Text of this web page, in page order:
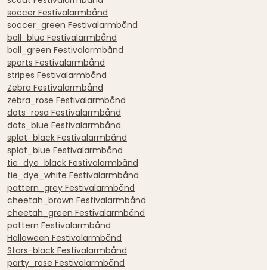
soccer Festivalarmbånd
soccer_green Festivalarmbånd
ball_blue Festivalarmbånd
ball_green Festivalarmbånd
sports Festivalarmbånd
stripes Festivalarmbånd
Zebra Festivalarmbånd
zebra_rose Festivalarmbånd
dots_rosa Festivalarmbånd
dots_blue Festivalarmbånd
splat_black Festivalarmbånd
splat_blue Festivalarmbånd
tie_dye_black Festivalarmbånd
tie_dye_white Festivalarmbånd
pattern_grey Festivalarmbånd
cheetah_brown Festivalarmbånd
cheetah_green Festivalarmbånd
pattern Festivalarmbånd
Halloween Festivalarmbånd
Stars-black Festivalarmbånd
party_rose Festivalarmbånd